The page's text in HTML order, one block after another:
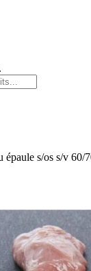
épaule s/os s/v